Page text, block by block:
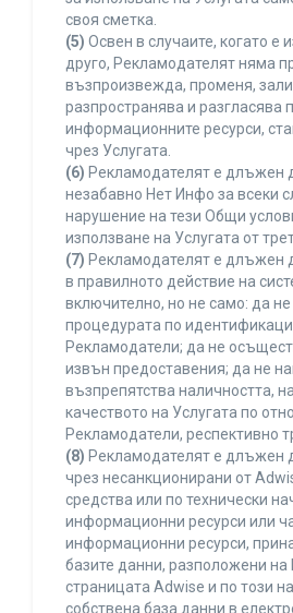
своя сметка.
(5) Освен в случаите, когато е
друго, Рекламодателят няма
възпроизвежда, променя,
разпространява и разгласява
информационните ресурси,
чрез Услугата.
(6) Рекламодателят е длъжен
незабавно Нет Инфо за всеки
нарушение на тези Общи
използване на Услугата от
(7) Рекламодателят е длъжен
в правилното действие на
включително, но не само: да не
процедурата по
Рекламодатели; да не
извън предоставения; да не
възпрепятства наличността,
качеството на Услугата по
Рекламодатели, респективно
(8) Рекламодателят е длъжен
чрез несанкционирани от
средства или по технически
информационни ресурси или
информационни ресурси,
базите данни, разположени на
страницата Adwise и по този
собствена база данни в